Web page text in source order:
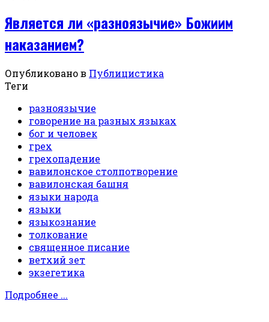
Является ли «разноязычие» Божиим
наказанием?
Опубликовано в Публицистика
Теги
разноязычие
говорение на разных языках
бог и человек
грех
грехопадение
вавилонское столпотворение
вавилонская башня
языки народа
языки
языкознание
толкование
священное писание
ветхий зет
экзегетика
Подробнее ...